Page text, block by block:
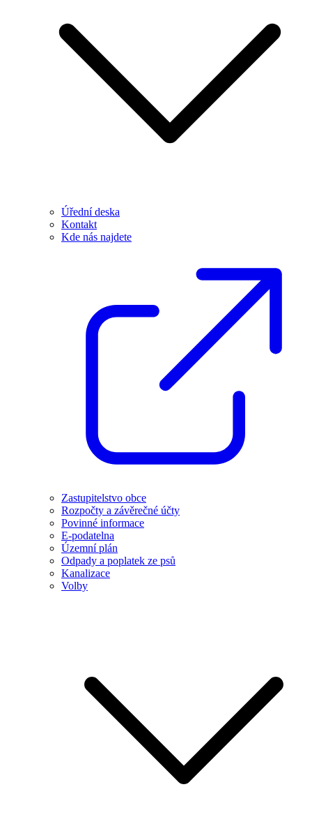
Úřední deska
Kontakt
Kde nás najdete
Zastupitelstvo obce
Rozpočty a závěrečné účty
Povinné informace
E-podatelna
Územní plán
Odpady a poplatek ze psů
Kanalizace
Volby